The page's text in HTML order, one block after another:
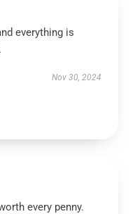
everything is
Nov 30, 2024
every penny.